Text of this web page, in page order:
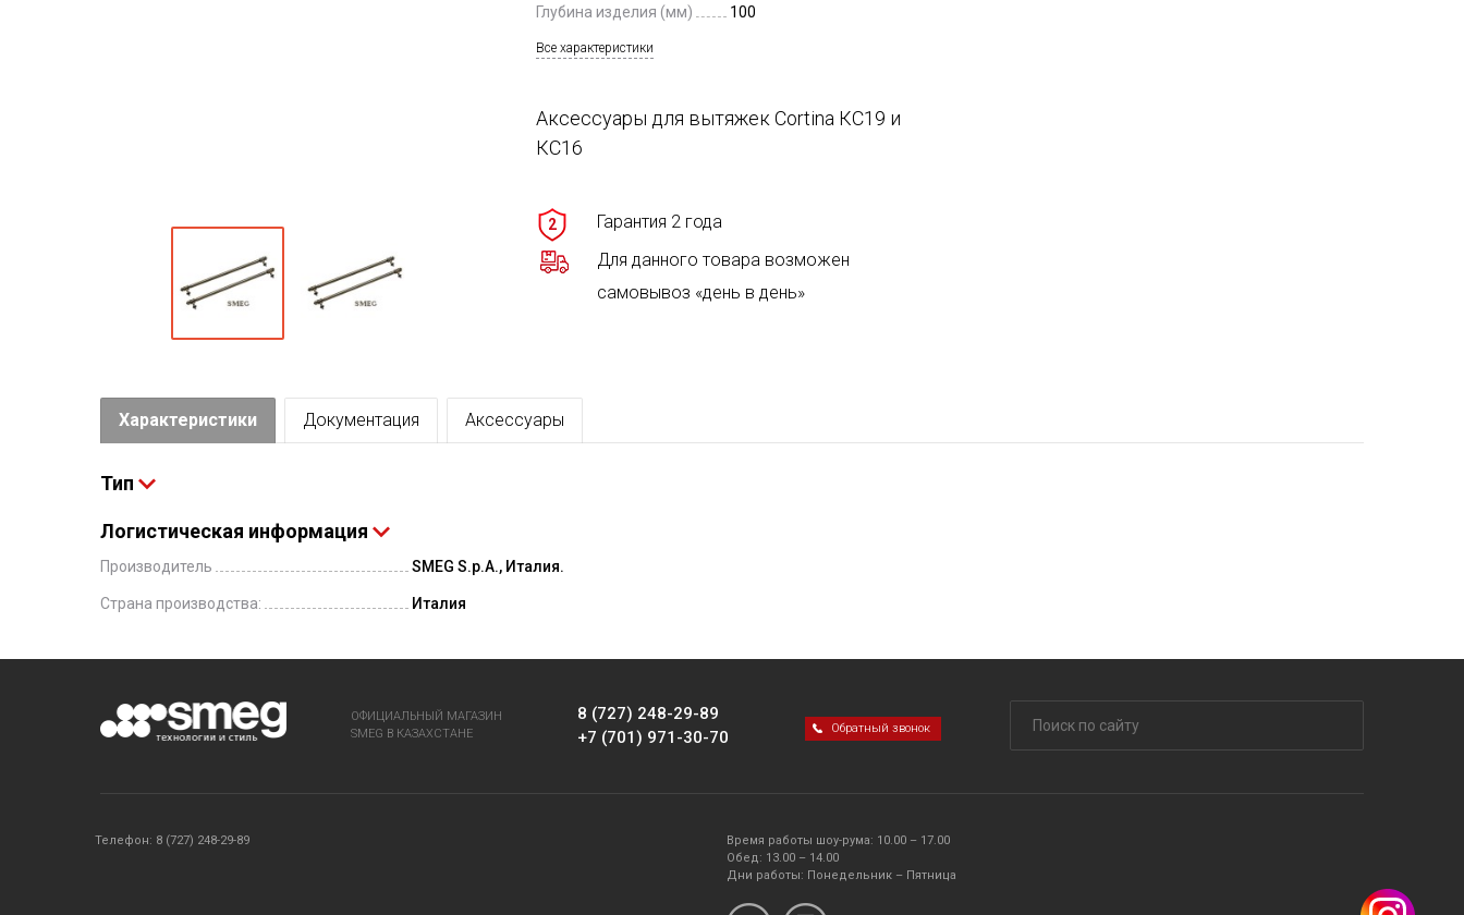
Глубина изделия (мм)
100
Все характеристики
Аксессуары для вытяжек Cortina КС19 и
КС16
2
Гарантия 2 года
Для данного товара возможен
самовывоз «день в день»
Характеристики Документация Аксессуары
Тип
Логистическая информация
Производитель SMEG S.p.A., Италия.
Страна производства: Италия
ОФИЦИАЛЬНЫЙ МАГАЗИН
SMEG В КАЗАХСТАНЕ
8 (727) 248-29-89
+7 (701) 971-30-70
Обратный звонок
Телефон: 8 (727) 248-29-89
Время работы шоу-рума: 10.00 – 17.00
Обед: 13.00 – 14.00
Дни работы: Понедельник – Пятница